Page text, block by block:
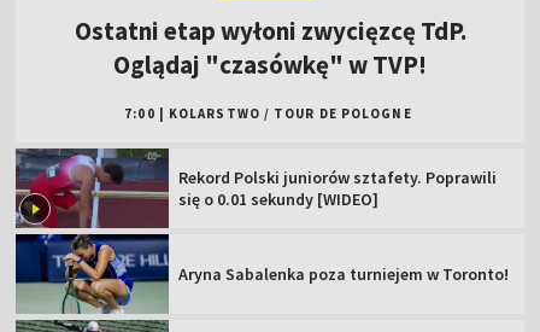
Ostatni etap wyłoni zwycięzcę TdP.
Oglądaj "czasówkę" w TVP!
7:00 KOLARSTWO / TOUR DE POLOGNE
Rekord Polski juniorów sztafety. Poprawili
się o 0.01 sekundy [WIDEO]
Aryna Sabalenka poza turniejem w Toronto!